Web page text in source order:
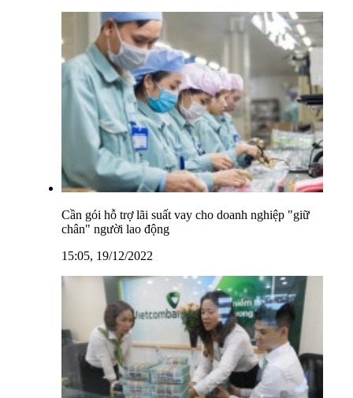
Cần gói hỗ trợ lãi suất vay cho doanh nghiệp "giữ
chân" người lao động
15:05, 19/12/2022